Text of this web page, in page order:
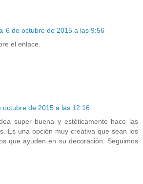
6 de octubre de 2015 a las 9:56
el enlace.
octubre de 2015 a las 12:16
super buena y estéticamente hace las
Es una opción muy creativa que sean los
que ayuden en su decoración. Seguimos